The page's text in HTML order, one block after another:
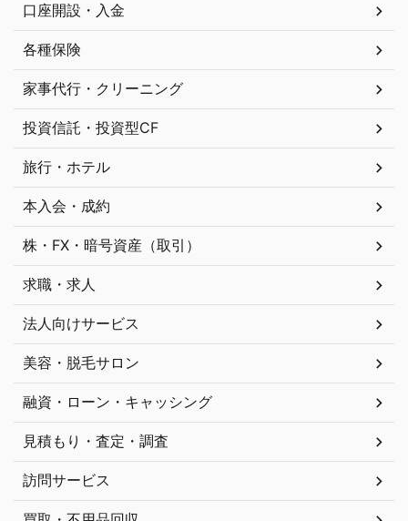
口座開設・入金
各種保険
家事代行・クリーニング
投資信託・投資型CF
旅行・ホテル
本入会・成約
株・FX・暗号資産（取引）
求職・求人
法人向けサービス
美容・脱毛サロン
融資・ローン・キャッシング
見積もり・査定・調査
訪問サービス